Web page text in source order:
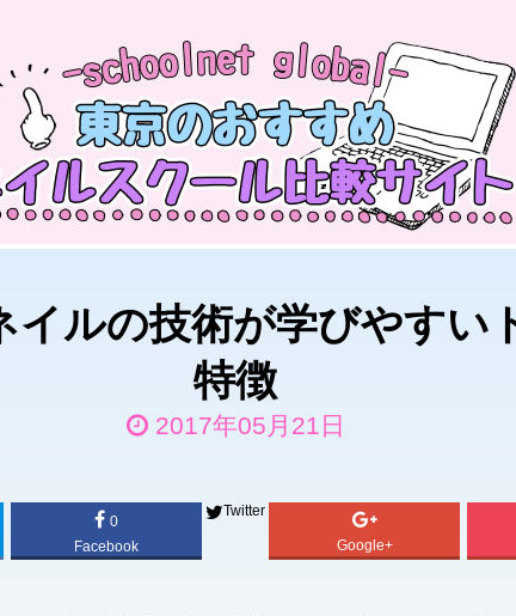
イルの技術が学びやすい
特徴
2017年05月21日
0
Facebook
Twitter
Google+